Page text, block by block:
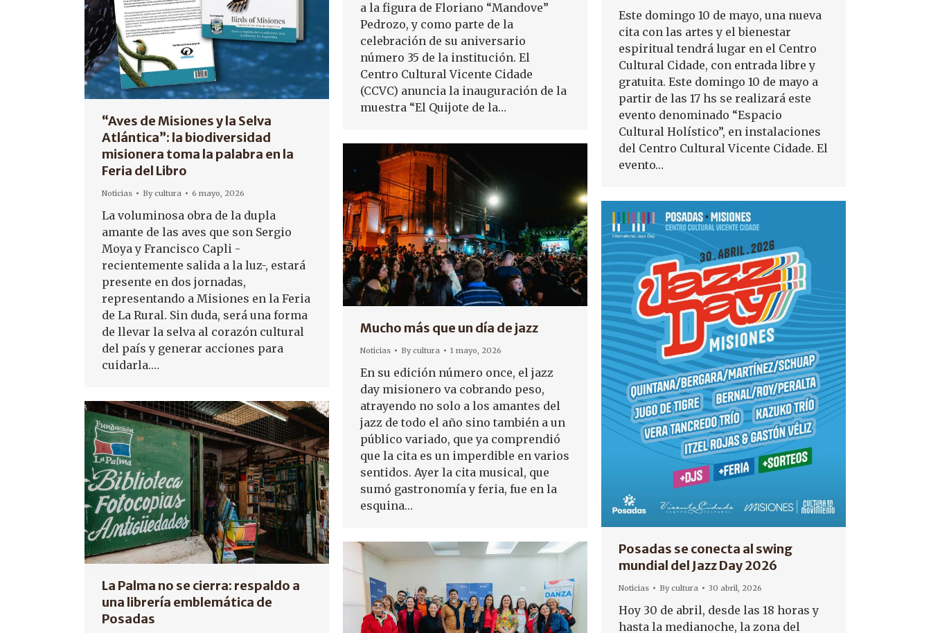
a la figura de Floriano “Mandove”
Pedrozo, y como parte de la
celebración de su aniversario
número 35 de la institución. El
Centro Cultural Vicente Cidade
(CCVC) anuncia la inauguración de la
muestra “El Quijote de la…
Este domingo 10 de mayo, una nueva
cita con las artes y el bienestar
espiritual tendrá lugar en el Centro
Cultural Cidade, con entrada libre y
gratuita. Este domingo 10 de mayo a
partir de las 17 hs se realizará este
evento denominado “Espacio
Cultural Holístico”, en instalaciones
del Centro Cultural Vicente Cidade. El
evento…
“Aves de Misiones y la Selva
Atlántica”: la biodiversidad
misionera toma la palabra en la
Feria del Libro
Noticias Bycultura 6 mayo, 2026
La voluminosa obra de la dupla
amante de las aves que son Sergio
Moya y Francisco Capli -
recientemente salida a la luz-, estará
presente en dos jornadas,
representando a Misiones en la Feria
de La Rural. Sin duda, será una forma
de llevar la selva al corazón cultural
del país y generar acciones para
cuidarla.…
Mucho más que un día de jazz
Noticias Bycultura 1 mayo, 2026
En su edición número once, el jazz
day misionero va cobrando peso,
atrayendo no solo a los amantes del
jazz de todo el año sino también a un
público variado, que ya comprendió
que la cita es un imperdible en varios
sentidos. Ayer la cita musical, que
sumó gastronomía y feria, fue en la
esquina…
Posadas se conecta al swing
mundial del Jazz Day 2026
Noticias Bycultura 30 abril, 2026
Hoy 30 de abril, desde las 18 horas y
hasta la medianoche, la zona del
La Palma no se cierra: respaldo a
una librería emblemática de
Posadas